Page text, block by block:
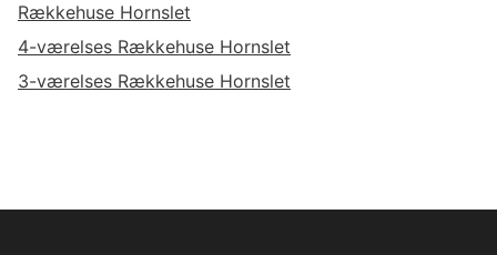
Rækkehuse Hornslet
4-værelses Rækkehuse Hornslet
3-værelses Rækkehuse Hornslet